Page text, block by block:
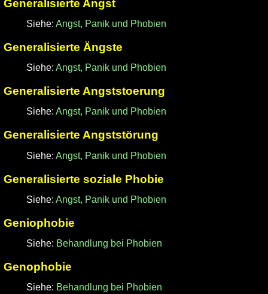
Generalisierte Angst
Siehe:Angst, Panik und Phobien
Generalisierte Ängste
Siehe:Angst, Panik und Phobien
Generalisierte Angststoerung
Siehe:Angst, Panik und Phobien
Generalisierte Angststörung
Siehe:Angst, Panik und Phobien
Generalisierte soziale Phobie
Siehe:Angst, Panik und Phobien
Geniophobie
Siehe: Behandlung bei Phobien
Genophobie
Siehe: Behandlung bei Phobien